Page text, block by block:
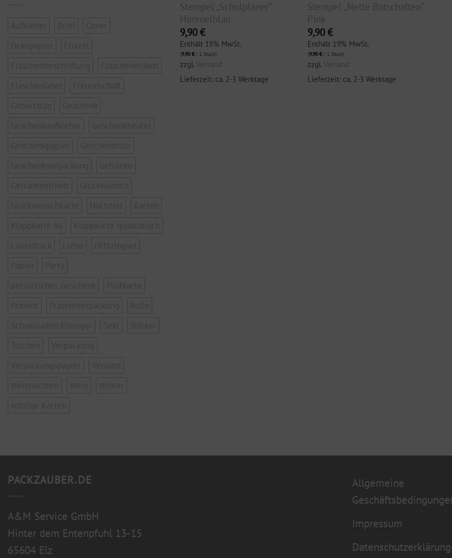
Aufkleber Brief
Cover
Dekopapier
Etikett
Flaschenbeschriftung
Flaschenetikett
Flaschenlabel
Freundschaft
Geburtstag
Geschenk
Geschenkaufkleber
Geschenkbeutel
Geschenkpapier
Geschenktüte
Geschenkverpackung
Getränke
Getränkeetikett
Glückwunsch
Glückwunschkarte
Hochzeit
Karten
Klappkarte A6
Klappkarte quadratisch
Labeldruck
Liebe
Mitbringsel
Papier
Party
persönliches Geschenk
Postkarte
Präsent
Präsentverpackung
Rolle
Schokoladen-Einleger
Sekt
Sticker
Tütchen
Verpackung
Verpackungspapier
Versand
Weihnachten
Wein
Winter
witzige Karten
Stempel „Schulplaner“
Himmelblau
9,90 €
Enthält 19% MwSt.
(9,90€/ 1 Stück)
zzgl. Versand
Lieferzeit: ca. 2-3 Werktage
Stempel „Nette Botschaften“
Pink
9,90€
Enthält 19% MwSt.
(9,90€/ 1 Stück)
zzgl.Versand
Lieferzeit: ca. 2-3 Werktage
PACKZAUBER.DE
A&M Service GmbH
Hinter dem Entenpfuhl 13-15
65604 Elz
Allgemeine
Impressum
Datenschutzerklärung